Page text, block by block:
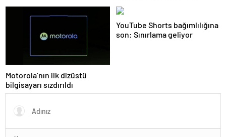
Motorola’nın ilk dizüstü
bilgisayarı sızdırıldı
YouTube Shorts bağımlılığına
son: Sınırlama geliyor